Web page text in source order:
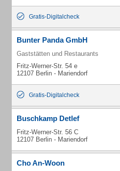
Gratis-Digitalcheck
Bunter Panda GmbH
Gaststätten und Restaurants
Fritz-Werner-Str. 54 e
12107 Berlin - Mariendorf
Gratis-Digitalcheck
Buschkamp Detlef
Fritz-Werner-Str. 56 C
12107 Berlin - Mariendorf
Cho An-Woon